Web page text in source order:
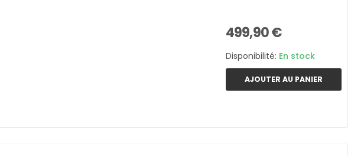
499,90 €
Disponibilité: En stock
AJOUTER AU PANIER